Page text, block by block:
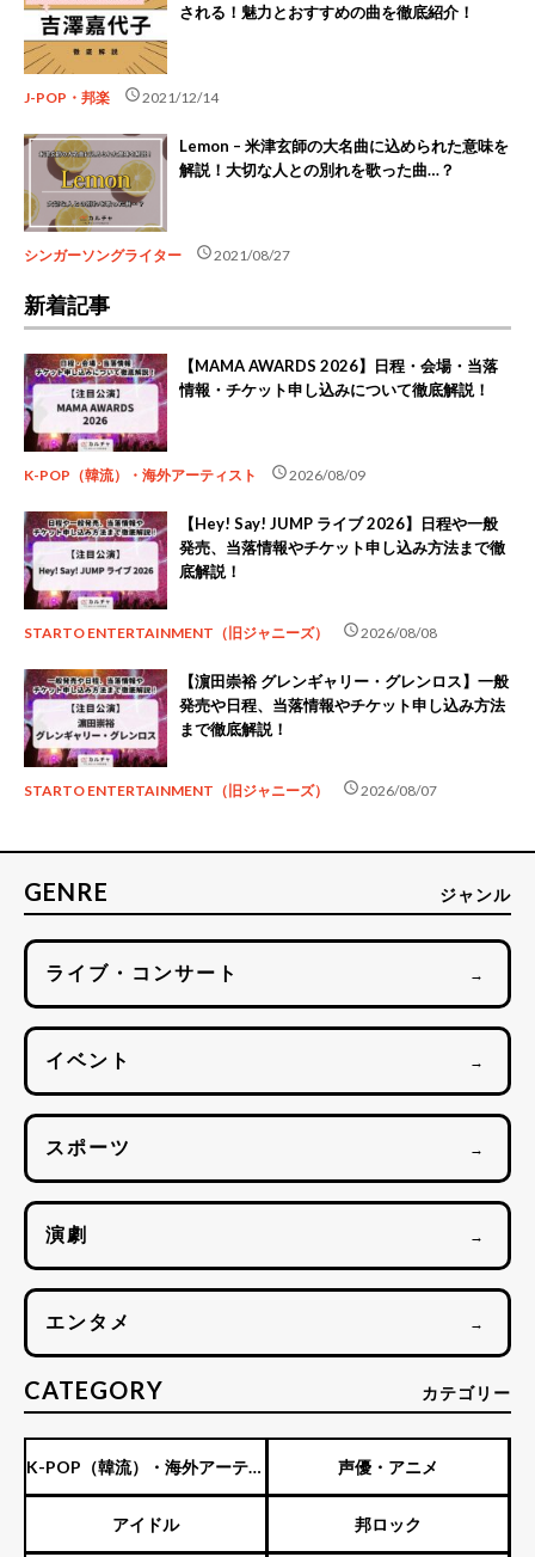
される！魅力とおすすめの曲を徹底紹介！
J-POP・邦楽 schedule2021/12/14
Lemon – 米津玄師の大名曲に込められた意味を
解説！大切な人との別れを歌った曲…？
シンガーソングライター schedule2021/08/27
新着記事
【MAMA AWARDS 2026】日程・会場・当落
情報・チケット申し込みについて徹底解説！
K-POP（韓流）・海外アーティスト schedule2026/08/09
【Hey! Say! JUMP ライブ 2026】日程や一般
発売、当落情報やチケット申し込み方法まで徹
底解説！
STARTO ENTERTAINMENT（旧ジャニーズ） schedule2026/08/08
【濵田崇裕 グレンギャリー・グレンロス】一般
発売や日程、当落情報やチケット申し込み方法
まで徹底解説！
STARTO ENTERTAINMENT（旧ジャニーズ） schedule2026/08/07
GENRE ジャンル
ライブ・コンサート →
イベント →
スポーツ →
演劇 →
エンタメ →
CATEGORY カテゴリー
K-POP（韓流）・海外アーティ
スト
声優・アニメ
アイドル 邦ロック